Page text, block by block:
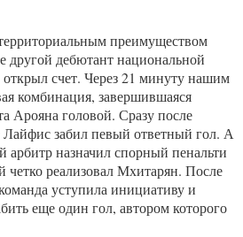
преимуществом
другой дебютант национальной
счет. Через 21 минуту нашим
комбинация, завершившаяся
Арояна головой. Сразу после
Лайфис забил певый ответный гол. А
арбитр назначил спорный пенальти
четко реализовал Мхитарян. После
уступила инициативу и
еще один гол, автором которого